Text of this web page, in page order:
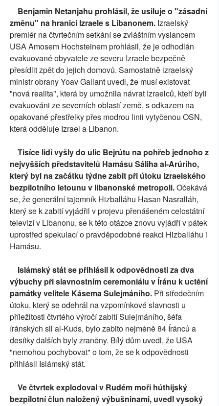
Benjamin Netanjahu prohlásil, že usiluje o "zásadní
změnu" na hranici Izraele s Libanonem. Izraelský
premiér na čtvrtečním setkání se zvláštním vyslancem
USA Amosem Hochsteinem prohlásil, že je odhodlán
evakuované obyvatele ze severu Izraele bezpečně
přesídlit zpět do jejich domovů. Samostatně izraelský
ministr obrany Yoav Gallant uvedl, že musí existovat
"nová realita", která by umožnila návrat Izraelců, kteří byli
evakuováni ze severních oblastí země, s odkazem na
opakované přestřelky přes modrou linii vytyčenou OSN,
která odděluje Izrael a Libanon.
Tisíce lidí vyšly do ulic Bejrútu na pohřeb jednoho z
nejvyšších představitelů Hamásu Sáliha al-Arúrího,
který byl na začátku týdne zabit při útoku izraelského
bezpilotního letounu v libanonské metropoli.Očekává
se, že generální tajemník Hizballáhu Hasan Nasralláh,
který se k zabití vyjádřil v projevu přenášeném celostátní
televizí v Libanonu, se k této otázce znovu vyjádří v pátek
uprostřed spekulací o pravděpodobné reakci Hizballáhu i
Hamásu.
Islámský stát se přihlásil k odpovědnosti za dva
výbuchy při slavnostním ceremoniálu v Íránu k uctění
památky velitele Kásema Sulejmáního. Při středečním
útoku, který se odehrál na vzpomínkové slavnosti u
příležitosti čtvrtého výročí zabití Sulejmáního, šéfa
íránských sil al-Kuds, bylo zabito nejméně 84 Íránců a
desítky dalších byly zraněny. Bílý dům uvedl, že USA
"nemohou pochybovat" o tom, že se k odpovědnosti
přihlásil Islámský stát.
Ve čtvrtek explodoval v Rudém moři húthijský
bezpilotní člun naložený výbušninami, uvedl vysoký